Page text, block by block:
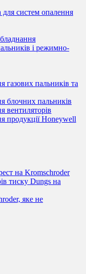
систем опалення
і режимно-
газових пальників та
блочних пальників
вентиляторів
продукції Honeywell
на Kromschroder
тиску Dungs на
яке не